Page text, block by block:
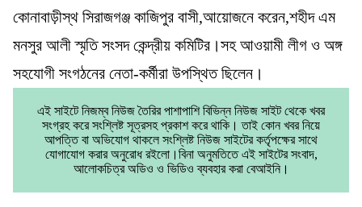
কোনাবাড়ীস্থ সিরাজগঞ্জ কাজিপুর বাসী,আয়োজনে করেন,শহীদ এম
মনসুর আলী স্মৃতি সংসদ কেন্দ্রীয় কমিটির।সহ আওয়ামী লীগ ও অঙ্গ
সহযোগী সংগঠনের নেতা-কর্মীরা উপস্থিত ছিলেন।
এই সাইটে নিজম্ব নিউজ তৈরির পাশাপাশি বিভিন্ন নিউজ সাইট থেকে খবর
সংগ্রহ করে সংশ্লিষ্ট সূত্রসহ প্রকাশ করে থাকি। তাই কোন খবর নিয়ে
আপত্তি বা অভিযোগ থাকলে সংশ্লিষ্ট নিউজ সাইটের কর্তৃপক্ষের সাথে
যোগাযোগ করার অনুরোধ রইলো।বিনা অনুমতিতে এই সাইটের সংবাদ,
আলোকচিত্র অডিও ও ভিডিও ব্যবহার করা বেআইনি।